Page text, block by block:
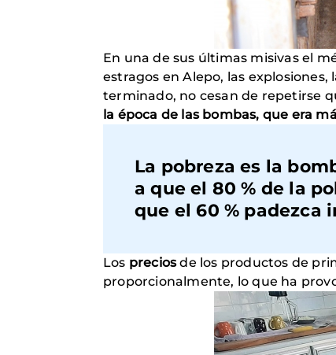
En una de sus últimas misivas el
estragos en Alepo, las
terminado, no cesan de repetirse
la época de las bombas, que era
La pobreza es la
a que el 80 % de la
que el 60 %
Los preciosde los productos de
proporcionalmente, lo que ha